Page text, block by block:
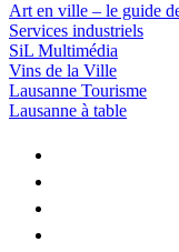
Art en ville – le guide
Services industriels
SiL Multimédia
Vins de la Ville
Lausanne Tourisme
Lausanne à table